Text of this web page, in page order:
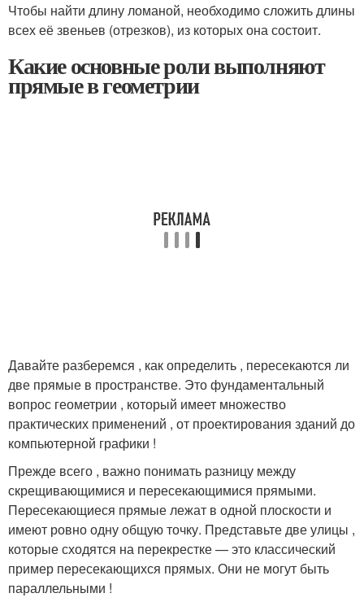
Чтобы найти длину ломаной, необходимо сложить длины
всех её звеньев (отрезков), из которых она состоит.
Какие основные роли выполняют
прямые в геометрии
Давайте разберемся , как определить , пересекаются ли
две прямые в пространстве. Это фундаментальный
вопрос геометрии , который имеет множество
практических применений , от проектирования зданий до
компьютерной графики !
Прежде всего , важно понимать разницу между
скрещивающимися и пересекающимися прямыми.
Пересекающиеся прямые лежат в одной плоскости и
имеют ровно одну общую точку. Представьте две улицы ,
которые сходятся на перекрестке — это классический
пример пересекающихся прямых. Они не могут быть
параллельными ! ️